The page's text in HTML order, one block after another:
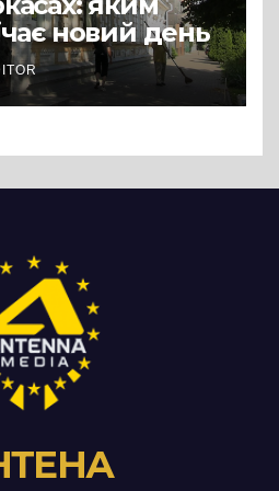
новий день